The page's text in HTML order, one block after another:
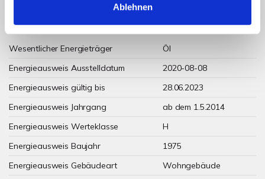
Ablehnen
Wesentlicher Energieträger
Öl
Energieausweis Ausstelldatum
2020-08-08
Energieausweis gültig bis
28.06.2023
Energieausweis Jahrgang
ab dem 1.5.2014
Energieausweis Werteklasse
H
Energieausweis Baujahr
1975
Energieausweis Gebäudeart
Wohngebäude